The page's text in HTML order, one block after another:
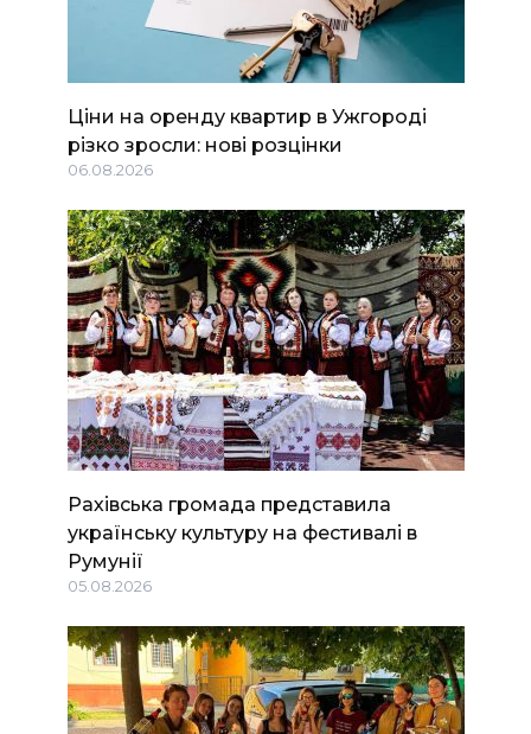
Ціни на оренду квартир в Ужгороді
різко зросли: нові розцінки
06.08.2026
Рахівська громада представила
українську культуру на фестивалі в
Румунії
05.08.2026